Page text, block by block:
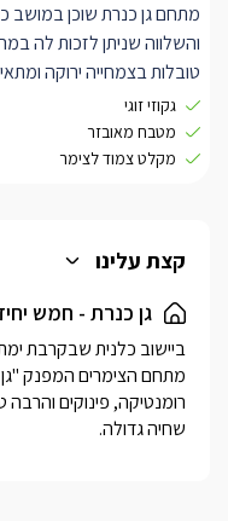
מתחם גן כנרת שוכן במושב
בסוויטה הרומנטית יש ג'קוזי
משותף ובו בריכת שחייה
גקוזי זוגי
מטבח מאובזר
מקלט צמוד לצימר
קצת עלינו
גן כנרת - חמש